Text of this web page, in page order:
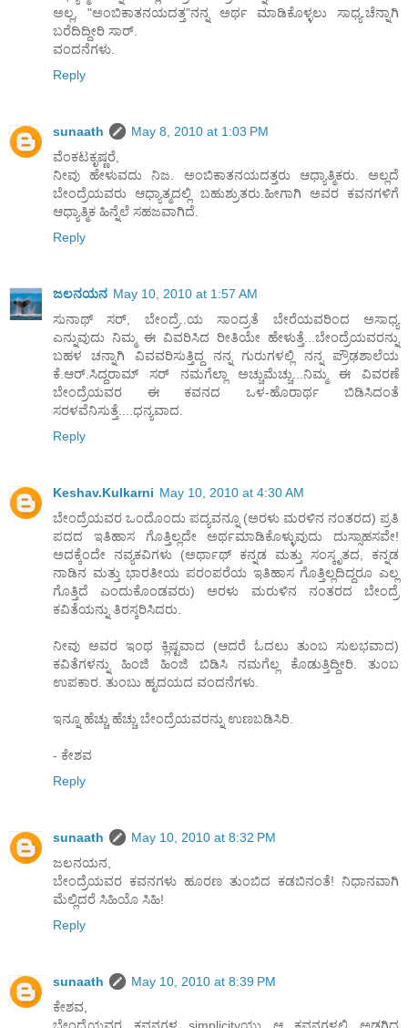
ಅಲ್ಲ, "ಅಂಬಿಕಾತನಯದತ್ತ"ನನ್ನ ಅರ್ಥ ಮಾಡಿಕೊಳ್ಳಲು ಸಾಧ್ಯ.ಚೆನ್ನಾಗಿ
ಬರೆದಿದ್ದೀರಿ ಸಾರ್.
ವಂದನೆಗಳು.
Reply
sunaath
May 8, 2010 at 1:03 PM
ವೆಂಕಟಕೃಷ್ಣರೆ,
ನೀವು ಹೇಳುವದು ನಿಜ. ಅಂಬಿಕಾತನಯದತ್ತರು ಆಧ್ಯಾತ್ಮಿಕರು. ಅಲ್ಲದೆ
ಬೇಂದ್ರೆಯವರು ಆಧ್ಯಾತ್ಮದಲ್ಲಿ ಬಹುಶ್ರುತರು.ಹೀಗಾಗಿ ಅವರ ಕವನಗಳಿಗೆ
ಆಧ್ಯಾತ್ಮಿಕ ಹಿನ್ನೆಲೆ ಸಹಜವಾಗಿದೆ.
Reply
ಜಲನಯನ May 10, 2010 at 1:57 AM
ಸುನಾಥ್ ಸರ್, ಬೇಂದ್ರೆ..ಯ ಸಾಂದ್ರತೆ ಬೇರೆಯವರಿಂದ ಅಸಾಧ್ಯ
ಎನ್ನುವುದು ನಿಮ್ಮ ಈ ವಿವರಿಸಿದ ರೀತಿಯೇ ಹೇಳುತ್ತೆ...ಬೇಂದ್ರೆಯವರನ್ನು
ಬಹಳ ಚನ್ನಾಗಿ ವಿವವರಿಸುತ್ತಿದ್ದ ನನ್ನ ಗುರುಗಳಲ್ಲಿ ನನ್ನ ಪ್ರೌಢಶಾಲೆಯ
ಕೆ.ಆರ್.ಸಿದ್ದರಾಮ್ ಸರ್ ನಮಗೆಲ್ಲಾ ಅಚ್ಚುಮೆಚ್ಚು...ನಿಮ್ಮ ಈ ವಿವರಣೆ
ಬೇಂದ್ರೆಯವರ ಈ ಕವನದ ಒಳ-ಹೊರಾರ್ಥ ಬಿಡಿಸಿದಂತೆ
ಸರಳವೆನಿಸುತ್ತೆ....ಧನ್ಯವಾದ.
Reply
Keshav.Kulkarni May 10, 2010 at 4:30 AM
ಬೇಂದ್ರೆಯವರ ಒಂದೊಂದು ಪದ್ಯವನ್ನೂ (ಅರಳು ಮರಳಿನ ನಂತರದ) ಪ್ರತಿ
ಪದದ ಇತಿಹಾಸ ಗೊತ್ತಿಲ್ಲದೇ ಅರ್ಥಮಾಡಿಕೊಳ್ಳುವುದು ದುಸ್ಸಾಹಸವೇ!
ಅದಕ್ಕೆಂದೇ ನವ್ಯಕವಿಗಳು (ಅರ್ಥಾಥ್ ಕನ್ನಡ ಮತ್ತು ಸಂಸ್ಕೃತದ, ಕನ್ನಡ
ನಾಡಿನ ಮತ್ತು ಭಾರತೀಯ ಪರಂಪರೆಯ ಇತಿಹಾಸ ಗೊತ್ತಿಲ್ಲದಿದ್ದರೂ ಎಲ್ಲ
ಗೊತ್ತಿದೆ ಎಂದುಕೊಂಡವರು) ಅರಳು ಮರುಳಿನ ನಂತರದ ಬೇಂದ್ರೆ
ಕವಿತೆಯನ್ನು ತಿರಸ್ಕರಿಸಿದರು.
ನೀವು ಅವರ ಇಂಥ ಕ್ಲಿಷ್ಟವಾದ (ಆದರೆ ಓದಲು ತುಂಬ ಸುಲಭವಾದ)
ಕವಿತೆಗಳನ್ನು ಹಿಂಜಿ ಹಿಂಜಿ ಬಿಡಿಸಿ ನಮಗೆಲ್ಲ ಕೊಡುತ್ತಿದ್ದೀರಿ. ತುಂಬ
ಉಪಕಾರ. ತುಂಬು ಹೃದಯದ ವಂದನೆಗಳು.
ಇನ್ನೂ ಹೆಚ್ಚು ಹೆಚ್ಚು ಬೇಂದ್ರೆಯವರನ್ನು ಉಣಬಡಿಸಿರಿ.
- ಕೇಶವ
Reply
sunaath
May 10, 2010 at 8:32 PM
ಜಲನಯನ,
ಬೇಂದ್ರೆಯವರ ಕವನಗಳು ಹೂರಣ ತುಂಬಿದ ಕಡಬಿನಂತೆ! ನಿಧಾನವಾಗಿ
ಮೆಲ್ಲಿದರೆ ಸಿಹಿಯೊ ಸಿಹಿ!
Reply
sunaath
May 10, 2010 at 8:39 PM
ಕೇಶವ,
ಬೇಂದ್ರೆಯವರ ಕವನಗಳ simplicityಯು ಆ ಕವನಗಳಲ್ಲಿ ಅಡಗಿದ